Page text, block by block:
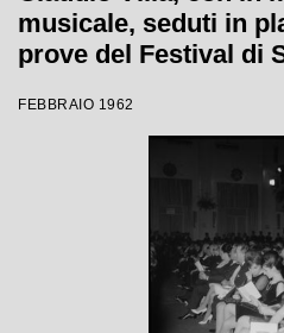
musicale, seduti in
prove del Festival di
FEBBRAIO 1962